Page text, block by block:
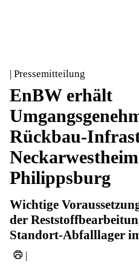
| Pressemitteilung
EnBW erhält
Rückbau-
Philippsburg
Wichtige
der
Standort-Abfalllager
|